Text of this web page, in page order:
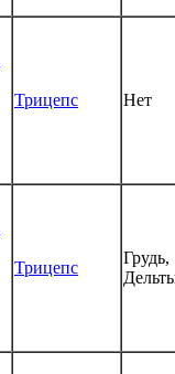
Трицепс Нет
Трицепс
Грудь,